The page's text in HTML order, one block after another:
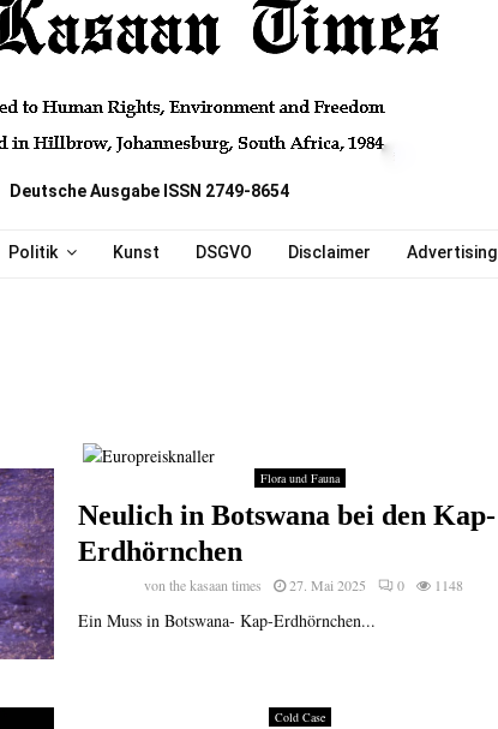
Deutsche Ausgabe ISSN 2749-8654
Politik Kunst DSGVO Disclaimer Advertising
Flora und Fauna
Neulich in Botswana bei den Kap-
Erdhörnchen
vonthe kasaan times 27. Mai 2025 0 1148
Ein Muss in Botswana- Kap-Erdhörnchen...
Cold Case